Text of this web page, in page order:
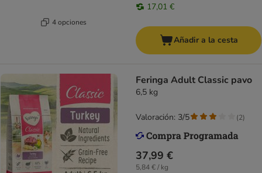
4 opciones
17,01 €
Añadir a la cesta
Feringa Adult Classic pavo
6,5 kg
37,99 €
5,84 € / kg
Valoración: 3/5 (2)